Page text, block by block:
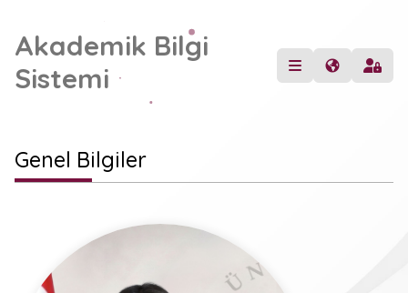
Akademik Bilgi
Sistemi
Genel Bilgiler